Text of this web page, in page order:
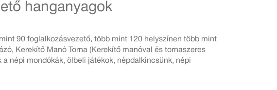
hanganyagok
90 foglalkozásvezető, több mint 120 helyszínen több mint
Kerekítő Manó Torna (Kerekítő manóval és tornaszeres
népi mondókák, ölbeli játékok, népdalkincsünk, népi